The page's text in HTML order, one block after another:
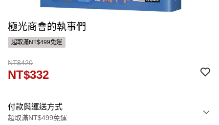
極光商會的執事們
超取滿NT$499免運
NT$420
NT$332
付款與運送方式
超取滿NT$499免運